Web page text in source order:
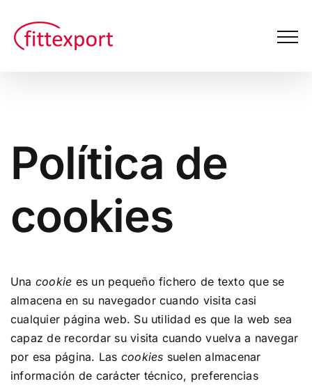
contenido
Política de
cookies
Una cookie es un pequeño fichero de texto que se
almacena en su navegador cuando visita casi
cualquier página web. Su utilidad es que la web sea
capaz de recordar su visita cuando vuelva a navegar
por esa página. Las cookies suelen almacenar
información de carácter técnico, preferencias